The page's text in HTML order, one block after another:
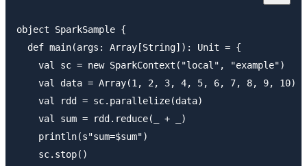
object SparkSample {
  def main(args: Array[String]): Unit = {
    val sc = new SparkContext("local", "example")
    val data = Array(1, 2, 3, 4, 5, 6, 7, 8, 9, 10)
    val rdd = sc.parallelize(data)
    val sum = rdd.reduce(_ + _)
    println(s"sum=$sum")
    sc.stop()